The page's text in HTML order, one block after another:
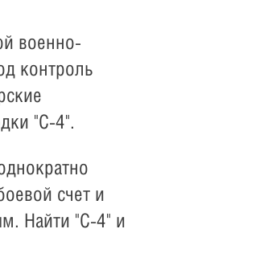
военно-
контроль
"С-4".
счет и
Найти "С-4" и